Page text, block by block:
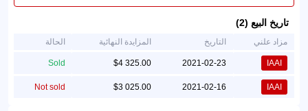
تاريخ البيع (2)
مزاد علني التاريخ المزايدة النهائية الحالة
IAAI
2021-02-23
Sold
IAAI
2021-02-16
Not sold